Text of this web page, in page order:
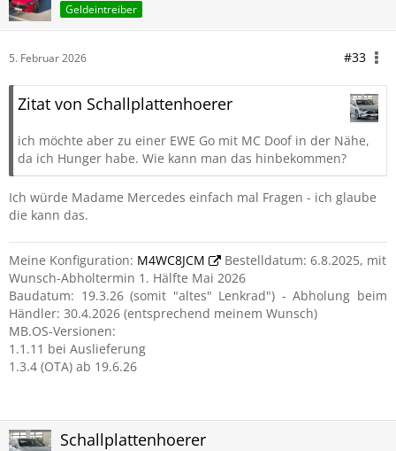
Geldeintreiber
5. Februar 2026 #33
Zitat von Schallplattenhoerer
ich möchte aber zu einer EWE Go mit MC Doof in der Nähe,
da ich Hunger habe. Wie kann man das hinbekommen?
Ich würde Madame Mercedes einfach mal Fragen - ich glaube
die kann das.
Meine Konfiguration: M4WC8JCM
Bestelldatum: 6.8.2025, mit
Wunsch-Abholtermin 1. Hälfte Mai 2026
Baudatum: 19.3.26 (somit "altes" Lenkrad") - Abholung beim
Händler: 30.4.2026 (entsprechend meinem Wunsch)
MB.OS-Versionen:
1.1.11 bei Auslieferung
1.3.4 (OTA) ab 19.6.26
Schallplattenhoerer